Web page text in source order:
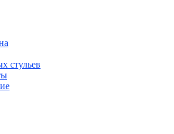
стульев